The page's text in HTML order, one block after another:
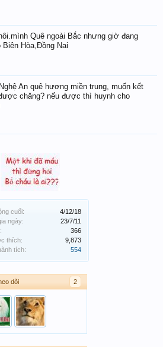
cuối:
4/12/18
ngày:
23/7/11
366
thích:
9,873
tích:
554
dõi 2
Quê ngoài Bắc nhưng giờ đang
Hòa,Đồng Nai
An quê hương miền trung, muốn kết
chăng? nếu được thì huynh cho